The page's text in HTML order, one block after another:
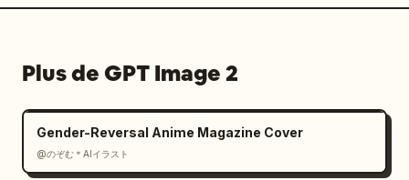
Plus de GPT Image 2
Gender-Reversal Anime Magazine Cover
@のぞむ＊AIイラスト